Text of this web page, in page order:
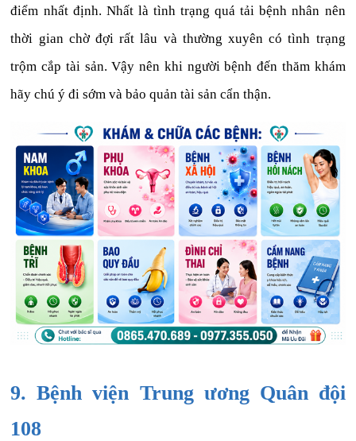
điểm nhất định. Nhất là tình trạng quá tải bệnh nhân nên
thời gian chờ đợi rất lâu và thường xuyên có tình trạng
trộm cắp tài sản. Vậy nên khi người bệnh đến thăm khám
hãy chú ý đi sớm và bảo quản tài sản cẩn thận.
9. Bệnh viện Trung ương Quân đội
108